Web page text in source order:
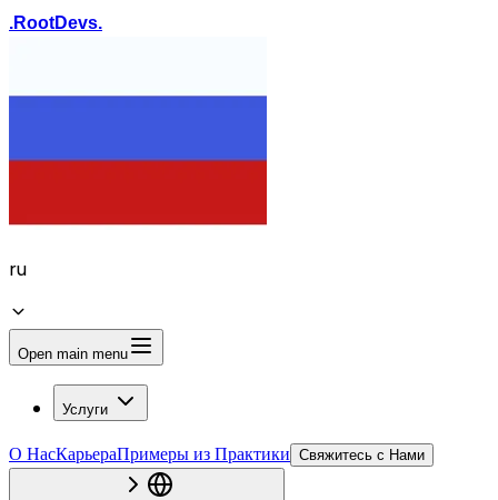
.RootDevs.
ru
Open main menu
Услуги
О НасКарьераПримеры из Практики Свяжитесь с Нами